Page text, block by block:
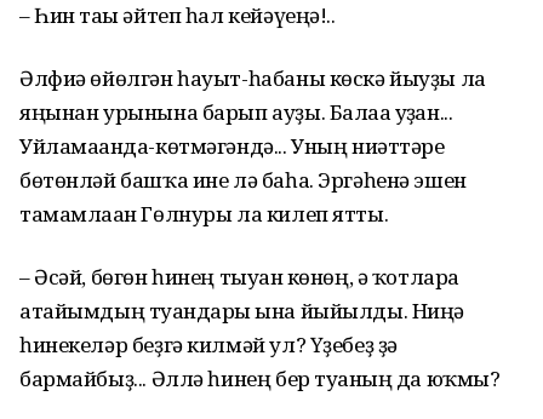
– Һин тағы әйтеп һал кейәүеңә!..
Әлфиә өйөлгән һауыт-һабаны көскә йыуҙы ла
яңынан урынына барып ауҙы. Балаға уҙған...
Уйламағанда-көтмәгәндә... Уның ниәттәре
бөтөнләй башҡа ине лә баһа. Эргәһенә эшен
тамамлаған Гөлнуры ла килеп ятты.
– Әсәй, бөгөн һинең тыуған көнөң, ә ҡотларға
атайымдың туғандары ғына йыйылды. Ниңә
һинекеләр беҙгә килмәй ул? Үҙебеҙ ҙә
бармайбыҙ... Әллә һинең бер туғаның да юҡмы?